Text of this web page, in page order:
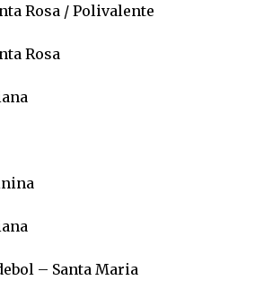
Rosa / Polivalente
Rosa
– Santa Maria